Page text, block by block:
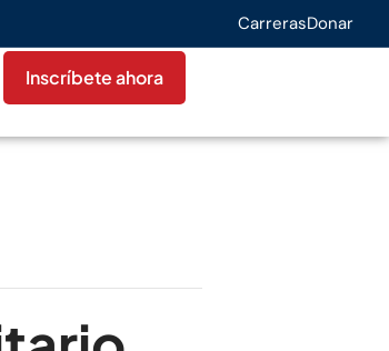
CarrerasDonar
Inscríbete ahora